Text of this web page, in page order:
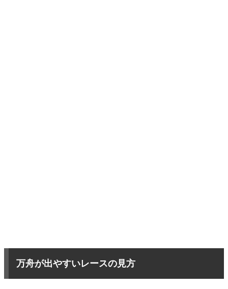
万舟が出やすいレースの見方